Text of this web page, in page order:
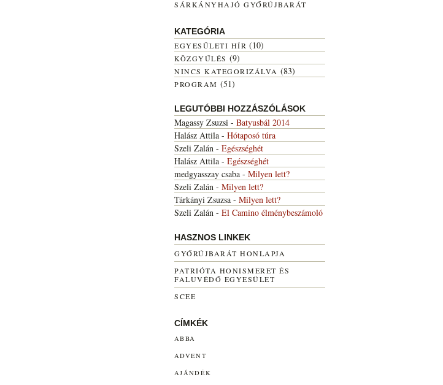
SÁRKÁNYHAJÓ GYŐRÚJBARÁT
KATEGÓRIA
EGYESÜLETI HÍR (10)
KÖZGYŰLÉS (9)
NINCS KATEGORIZÁLVA (83)
PROGRAM (51)
LEGUTÓBBI HOZZÁSZÓLÁSOK
Magassy Zsuzsi - Batyusbál 2014
Halász Attila - Hótaposó túra
Szeli Zalán - Egészséghét
Halász Attila - Egészséghét
medgyasszay csaba - Milyen lett?
Szeli Zalán - Milyen lett?
Tárkányi Zsuzsa - Milyen lett?
Szeli Zalán - El Camino élménybeszámoló
HASZNOS LINKEK
GYŐRÚJBARÁT HONLAPJA
PATRIÓTA HONISMERET ÉS
FALUVÉDŐ EGYESÜLET
SCEE
CÍMKÉK
ABBA
ADVENT
AJÁNDÉK